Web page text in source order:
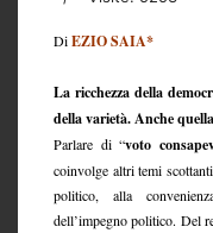
DiEZIO SAIA*
La ricchezza della
della varietà. Anche
Parlare di “voto
coinvolge altri temi
politico, alla
dell’impegno politico. Del